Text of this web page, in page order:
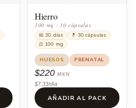
Hierro
100 mg · 30 cápsulas
📅 30 días
💊 30 cápsulas
⚖ 100 mg
HUESOS PRENATAL
$220 MXN
$7.33/día
AÑADIR AL PACK